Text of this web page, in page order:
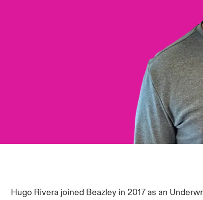
Hugo Rivera joined Beazley in 2017 as an